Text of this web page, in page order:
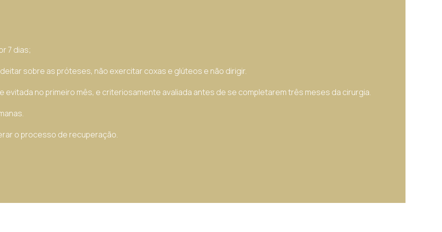
7 dias;
sobre as próteses, não exercitar coxas e glúteos e não dirigir.
no primeiro mês, e criteriosamente avaliada antes de se completarem três meses da cirurgia.
o processo de recuperação.